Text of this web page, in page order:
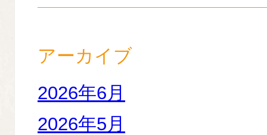
アーカイブ
2026年6月
2026年5月